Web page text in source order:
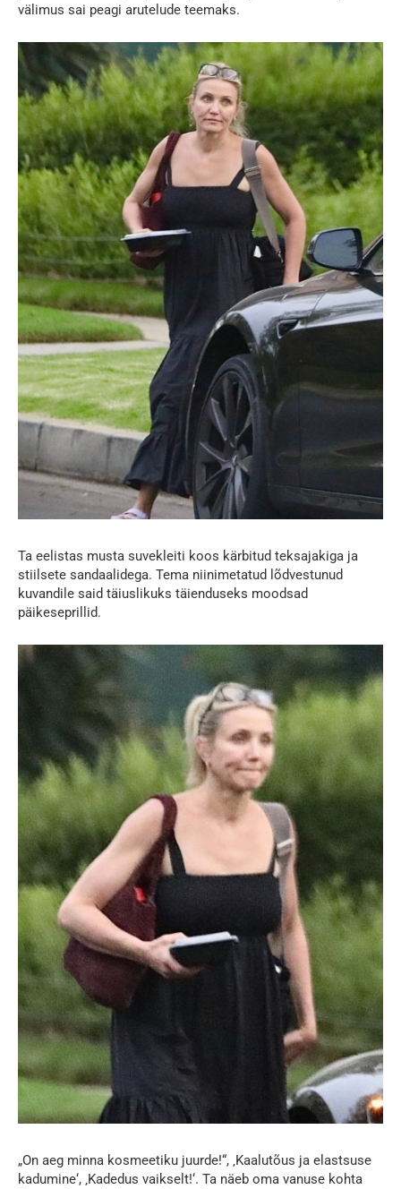
välimus sai peagi arutelude teemaks.
Ta eelistas musta suvekleiti koos kärbitud teksajakiga ja
stiilsete sandaalidega. Tema niinimetatud lõdvestunud
kuvandile said täiuslikuks täienduseks moodsad
päikeseprillid.
„On aeg minna kosmeetiku juurde!“, ‚Kaalutõus ja elastsuse
kadumine‘, ‚Kadedus vaikselt!‘. Ta näeb oma vanuse kohta